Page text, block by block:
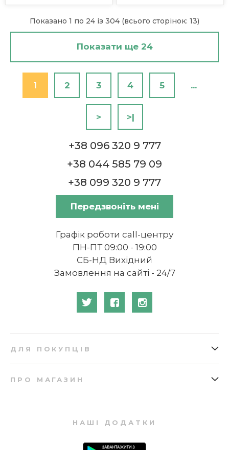
Показано 1 по 24 із 304 (всього сторінок: 13)
Показати ще 24
1 2 3 4 5 ...
> >|
+38 096 320 9 777
+38 044 585 79 09
+38 099 320 9 777
Передзвоніть мені
Графік роботи call-центру
ПН-ПТ 09:00 - 19:00
СБ-НД Вихідний
Замовлення на сайті - 24/7
ДЛЯ ПОКУПЦІВ
ПРО МАГАЗИН
НАШІ ДОДАТКИ